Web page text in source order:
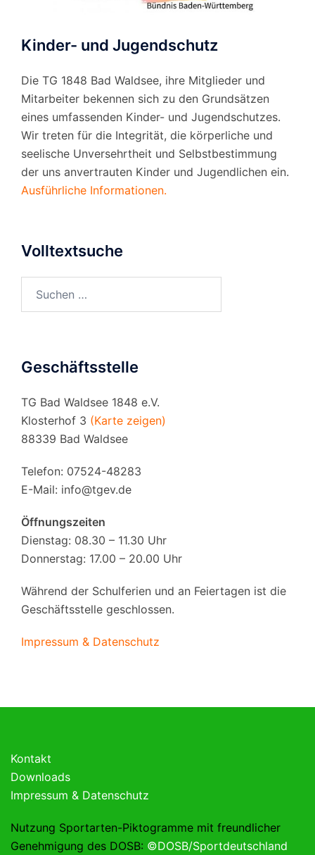
Kinder- und Jugendschutz
Die TG 1848 Bad Waldsee, ihre Mitglieder und
Mitarbeiter bekennen sich zu den Grundsätzen
eines umfassenden Kinder- und Jugendschutzes.
Wir treten für die Integrität, die körperliche und
seelische Unversehrtheit und Selbstbestimmung
der uns anvertrauten Kinder und Jugendlichen ein.
Ausführliche Informationen.
Volltextsuche
Geschäftsstelle
TG Bad Waldsee 1848 e.V.
Klosterhof 3 (Karte zeigen)
88339 Bad Waldsee
Telefon: 07524-48283
E-Mail: info@tgev.de
Öffnungszeiten
Dienstag: 08.30 – 11.30 Uhr
Donnerstag: 17.00 – 20.00 Uhr
Während der Schulferien und an Feiertagen ist die
Geschäftsstelle geschlossen.
Impressum & Datenschutz
Kontakt
Downloads
Impressum & Datenschutz
Nutzung Sportarten-Piktogramme mit freundlicher
Genehmigung des DOSB: ©DOSB/Sportdeutschland